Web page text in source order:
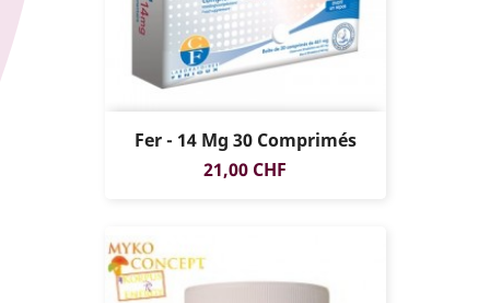
Fer - 14 Mg 30 Comprimés
Prix
21,00 CHF